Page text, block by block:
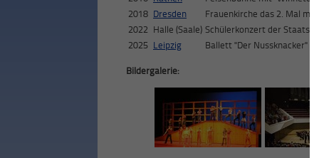
2018 Dresden
Frauenkirche das 2. Mal
2022 Halle (Saale) Schülerkonzert der
2025 Leipzig
Ballett "Der Nussknacker"
Bildergalerie: